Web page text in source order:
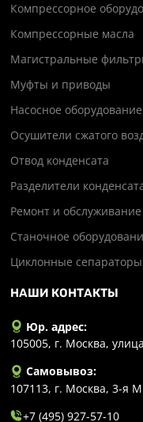
Компрессорное
Компрессорные масла
Магистральные
Муфты и приводы
Насосное оборудование
Осушители сжатого
Отвод конденсата
Разделители
Ремонт и обслуживание
Станочное
Циклонные сепараторы
НАШИ КОНТАКТЫ
Юр. адрес:
105005, г. Москва,
Самовывоз:
107113, г. Москва, 3-я
+7 (495) 927-57-10